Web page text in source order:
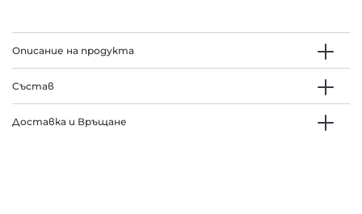
Описание на продукта
Състав
Доставка и Връщане